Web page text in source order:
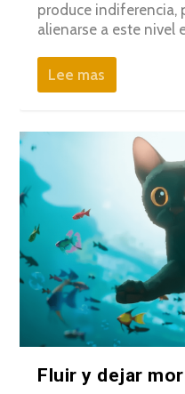
produce indiferencia,
alienarse a este nivel
Lee mas
Fluir y dejar